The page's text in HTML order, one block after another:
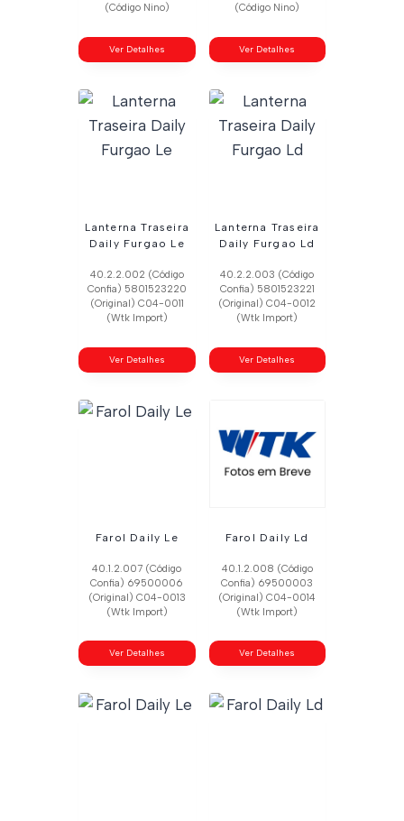
(Código Nino)
Ver Detalhes
(Código Nino)
Ver Detalhes
Lanterna Traseira
Daily Furgao Le
40.2.2.002 (Código
Confia) 5801523220
(Original) C04-0011
(Wtk Import)
Ver Detalhes
Lanterna Traseira
Daily Furgao Ld
40.2.2.003 (Código
Confia) 5801523221
(Original) C04-0012
(Wtk Import)
Ver Detalhes
Farol Daily Le
40.1.2.007 (Código
Confia) 69500006
(Original) C04-0013
(Wtk Import)
Ver Detalhes
Farol Daily Ld
40.1.2.008 (Código
Confia) 69500003
(Original) C04-0014
(Wtk Import)
Ver Detalhes